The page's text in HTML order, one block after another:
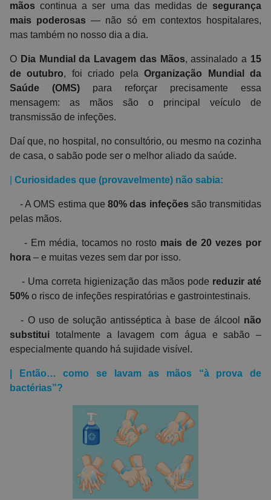
mãos continua a ser uma das medidas de segurança
mais poderosas — não só em contextos hospitalares,
mas também no nosso dia a dia.
O Dia Mundial da Lavagem das Mãos, assinalado a 15
de outubro, foi criado pelaOrganização Mundial da
Saúde (OMS) para reforçar precisamente essa
mensagem: as mãos são o principal veículo de
transmissão de infeções.
Daí que, no hospital, no consultório, ou mesmo na cozinha
de casa, o sabão pode ser o melhor aliado da saúde.
Curiosidades que (provavelmente) não sabia:
- A OMS estima que80% das infeçõessão transmitidas
pelas mãos.
- Em média, tocamos no rosto mais de 20 vezes por
hora – e muitas vezes sem dar por isso.
- Uma correta higienização das mãos pode reduzir até
50% o risco de infeções respiratórias e gastrointestinais.
- O uso de solução antisséptica à base de álcool não
substitui totalmente a lavagem com água e sabão –
especialmente quando há sujidade visível.
| Então… como se lavam as mãos “à prova de
bactérias”?